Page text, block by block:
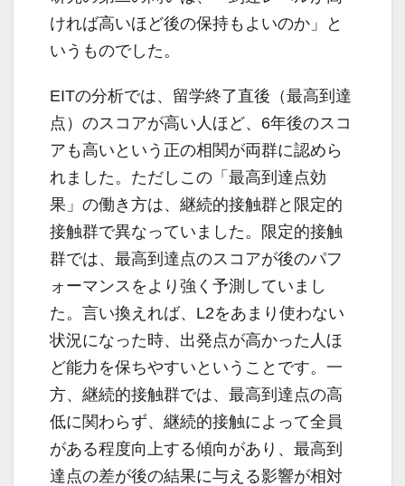
ければ高いほど後の保持もよいのか」と
いうものでした。
EITの分析では、留学終了直後（最高到達
点）のスコアが高い人ほど、6年後のスコ
アも高いという正の相関が両群に認めら
れました。ただしこの「最高到達点効
果」の働き方は、継続的接触群と限定的
接触群で異なっていました。限定的接触
群では、最高到達点のスコアが後のパフ
ォーマンスをより強く予測していまし
た。言い換えれば、L2をあまり使わない
状況になった時、出発点が高かった人ほ
ど能力を保ちやすいということです。一
方、継続的接触群では、最高到達点の高
低に関わらず、継続的接触によって全員
がある程度向上する傾向があり、最高到
達点の差が後の結果に与える影響が相対